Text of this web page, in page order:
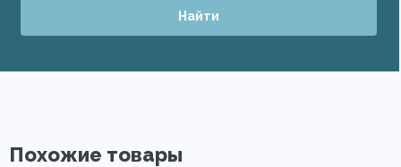
Найти
Похожие товары